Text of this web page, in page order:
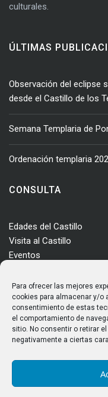
Para ofrecer las mejores
cookies para almacenar y/o
consentimiento de estas
el comportamiento de
sitio. No consentir o retirar
negativamente a ciertas
culturales.
ÚLTIMAS
Observación del eclipse
desde el Castillo de los
Semana Templaria de
Ordenación templaria
CONSULTA
Edades del Castillo
Visita al Castillo
Eventos
Enclave
Más información
Consultas
Horarios y tarifas